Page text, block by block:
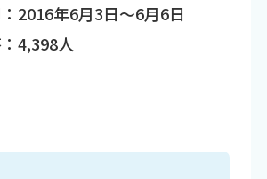
2016年6月3日～6月6日
4,398人